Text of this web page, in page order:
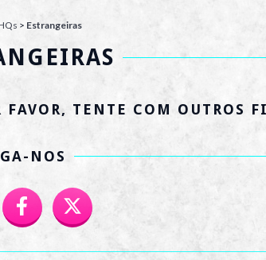
> Estrangeiras
TENTE COM OUTROS
NOS